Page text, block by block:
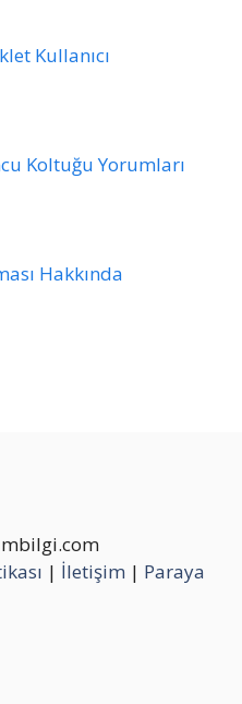
Kullanıcı
Koltuğu Yorumları
Hakkında
| İletişim | Paraya